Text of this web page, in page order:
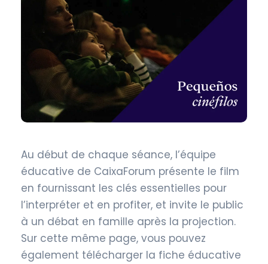
Au début de chaque séance, l’équipe
éducative de CaixaForum présente le film
en fournissant les clés essentielles pour
l’interpréter et en profiter, et invite le public
à un débat en famille après la projection.
Sur cette même page, vous pouvez
également télécharger la fiche éducative